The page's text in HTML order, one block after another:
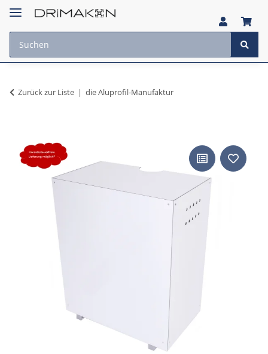
Zurück zur Liste die Aluprofil-Manufaktur